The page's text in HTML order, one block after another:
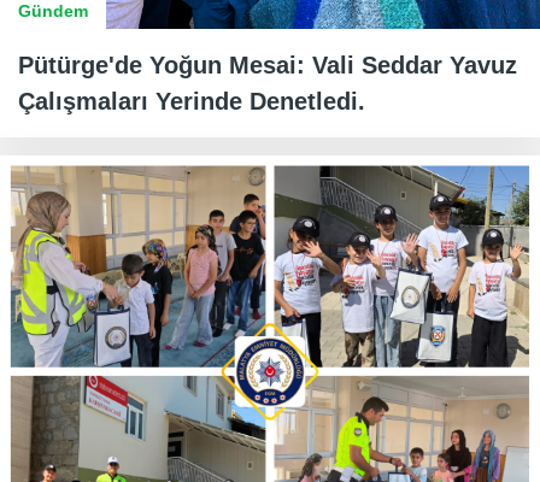
Gündem
Pütürge'de Yoğun Mesai: Vali Seddar Yavuz
Çalışmaları Yerinde Denetledi.